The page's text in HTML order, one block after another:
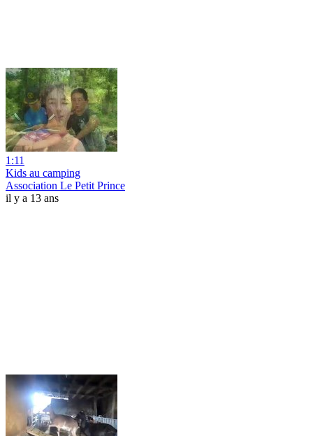
1:11
Kids au camping
Association Le Petit Prince
il y a 13 ans